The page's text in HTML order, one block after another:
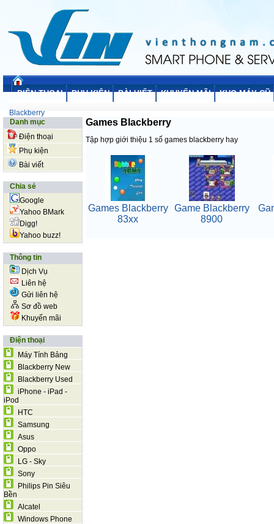
ĐIỆN THOẠI PHỤ KIỆN BÀI VIẾT KHUYẾN MÃI KHO MÁY CŨ
Blackberry
Games Blackberry
Tập hợp giới thiệu 1 số games blackberry hay
Games Blackberry
83xx
Game Blackberry
8900
Danh mục
Điện thoại
Phụ kiện
Bài viết
Chia sẻ
Google
Yahoo BMark
Digg!
Yahoo buzz!
Thông tin
Dịch Vụ
Liên hệ
Gửi liên hệ
Sơ đồ web
Khuyến mãi
Điện thoại
Máy Tính Bảng
Blackberry New
Blackberry Used
iPhone - iPad -
iPod
HTC
Samsung
Asus
Oppo
LG - Sky
Sony
Philips Pin Siêu
Bền
Alcatel
Windows Phone